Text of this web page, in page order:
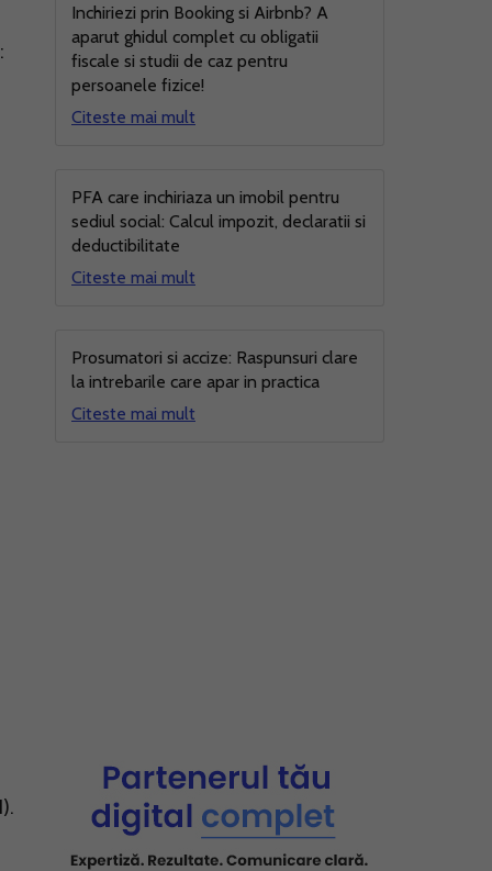
Inchiriezi prin Booking si Airbnb? A
aparut ghidul complet cu obligatii
fiscale si studii de caz pentru
persoanele fizice!
Citeste mai mult
PFA care inchiriaza un imobil pentru
sediul social: Calcul impozit, declaratii si
deductibilitate
Citeste mai mult
Prosumatori si accize: Raspunsuri clare
la intrebarile care apar in practica
Citeste mai mult